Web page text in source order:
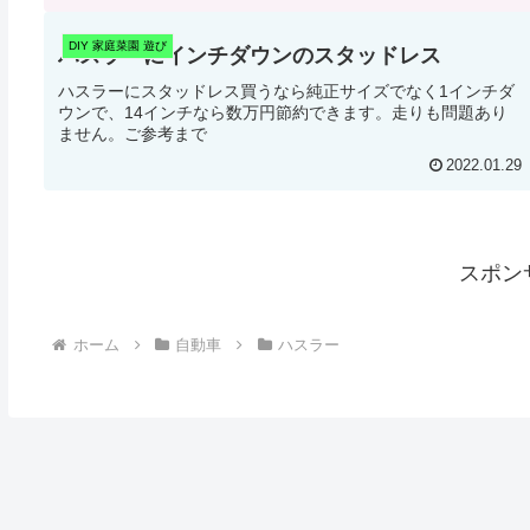
DIY 家庭菜園 遊び
ハスラーにインチダウンのスタッドレス
ハスラーにスタッドレス買うなら純正サイズでなく1インチダ
ウンで、14インチなら数万円節約できます。走りも問題あり
ません。ご参考まで
2022.01.29
スポン
ホーム 自動車 ハスラー